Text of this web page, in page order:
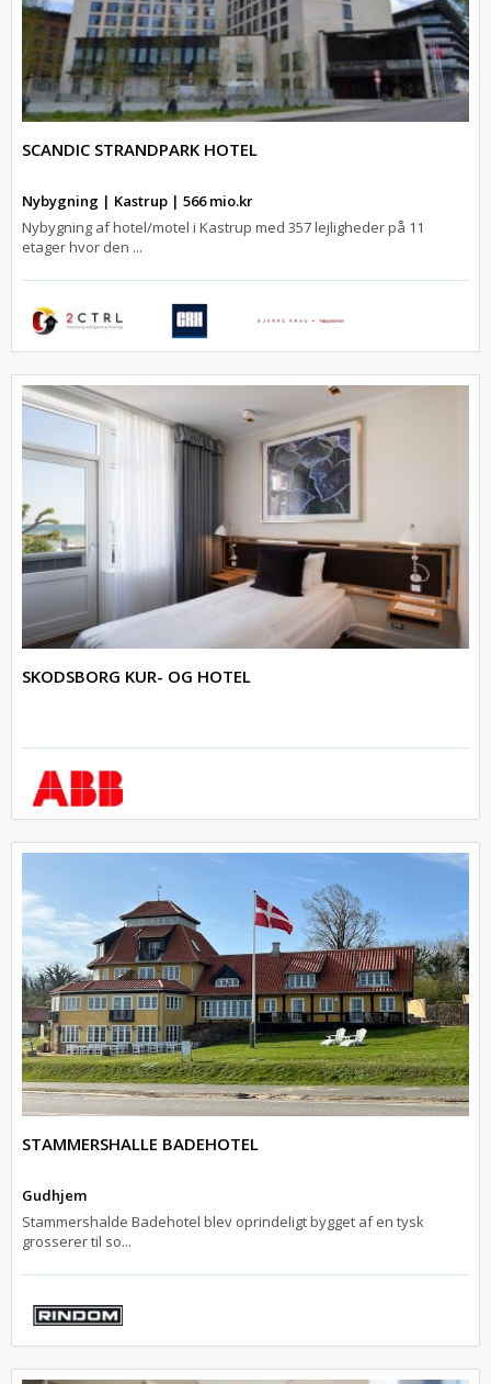
SCANDIC STRANDPARK HOTEL
Nybygning | Kastrup | 566 mio.kr
Nybygning af hotel/motel i Kastrup med 357 lejligheder på 11
etager hvor den ...
SKODSBORG KUR- OG HOTEL
STAMMERSHALLE BADEHOTEL
Gudhjem
Stammershalde Badehotel blev oprindeligt bygget af en tysk
grosserer til so...